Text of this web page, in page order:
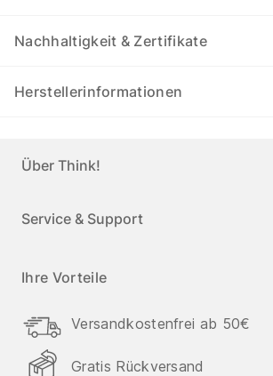
Nachhaltigkeit & Zertifikate
Herstellerinformationen
Über Think!
Service & Support
Ihre Vorteile
Versandkostenfrei ab 50€
Gratis Rückversand